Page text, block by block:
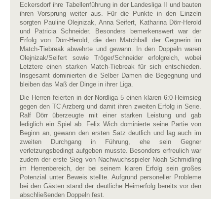
Eckersdorf ihre Tabellenführung in der Landesliga II und bauten
ihren Vorsprung weiter aus. Für die Punkte in den Einzeln
sorgten Pauline Olejnizak, Anna Seifert, Katharina Dörr-Herold
und Patricia Schneider. Besonders bemerkenswert war der
Erfolg von Dörr-Herold, die den Matchball der Gegnerin im
Match-Tiebreak abwehrte und gewann. In den Doppeln waren
Olejnizak/Seifert sowie Tröger/Schneider erfolgreich, wobei
Letztere einen starken Match-Tiebreak für sich entschieden.
Insgesamt dominierten die Selber Damen die Begegnung und
bleiben das Maß der Dinge in ihrer Liga.
Die Herren feierten in der Nordliga 5 einen klaren 6:0-Heimsieg
gegen den TC Arzberg und damit ihren zweiten Erfolg in Serie.
Ralf Dörr überzeugte mit einer starken Leistung und gab
lediglich ein Spiel ab. Felix Wich dominierte seine Partie von
Beginn an, gewann den ersten Satz deutlich und lag auch im
zweiten Durchgang in Führung, ehe sein Gegner
verletzungsbedingt aufgeben musste. Besonders erfreulich war
zudem der erste Sieg von Nachwuchsspieler Noah Schmidling
im Herrenbereich, der bei seinem klaren Erfolg sein großes
Potenzial unter Beweis stellte. Aufgrund personeller Probleme
bei den Gästen stand der deutliche Heimerfolg bereits vor den
abschließenden Doppeln fest.